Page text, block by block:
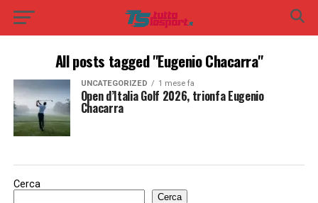
All posts tagged "Eugenio Chacarra"
UNCATEGORIZED 1 mese fa
Open d’Italia Golf 2026, trionfa Eugenio
Chacarra
Cerca
Cerca